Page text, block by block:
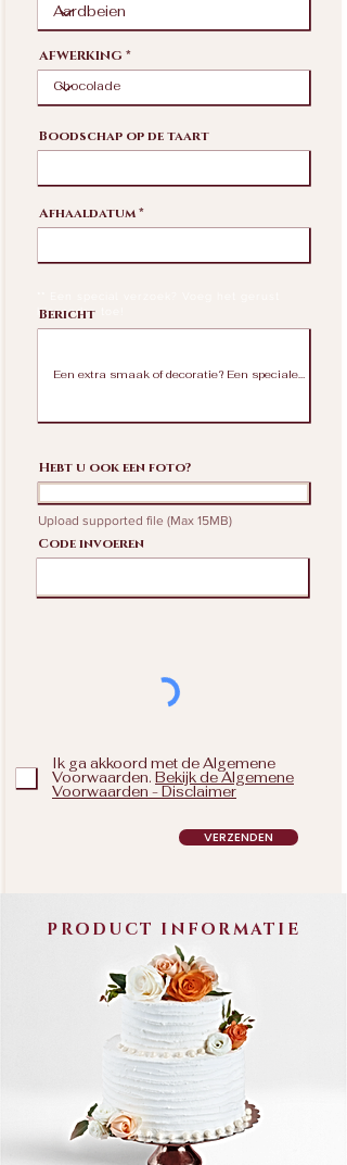
AFWERKING
Boodschap op de taart
Afhaaldatum*r
e
i
hieronder toe!
Bericht
Hebt u ook een foto?
Upload supported file (Max 15MB)
Code invoeren
Ik ga akkoord met de Algemene
Voorwaarden. Bekijk de Algemene
Voorwaarden - Disclaimer
VERZENDEN
PRODUCT INFORMATIE